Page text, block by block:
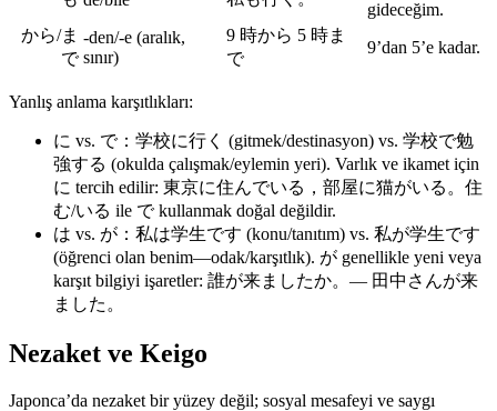
gideceğim.
から/ま
で
-den/-e (aralık,
sınır)
9 時から 5 時ま
で
9’dan 5’e kadar.
Yanlış anlama karşıtlıkları:
に vs. で：学校に行く (gitmek/destinasyon) vs. 学校で勉
強する (okulda çalışmak/eylemin yeri). Varlık ve ikamet için
に tercih edilir: 東京に住んでいる，部屋に猫がいる。住
む/いる ile で kullanmak doğal değildir.
は vs. が：私は学生です (konu/tanıtım) vs. 私が学生です
(öğrenci olan benim—odak/karşıtlık). が genellikle yeni veya
karşıt bilgiyi işaretler: 誰が来ましたか。— 田中さんが来
ました。
Nezaket ve Keigo
Japonca’da nezaket bir yüzey değil; sosyal mesafeyi ve saygı